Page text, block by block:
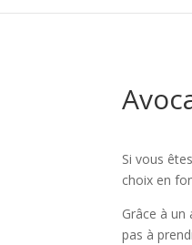
Si vous
choix en
Grâce à
pas à